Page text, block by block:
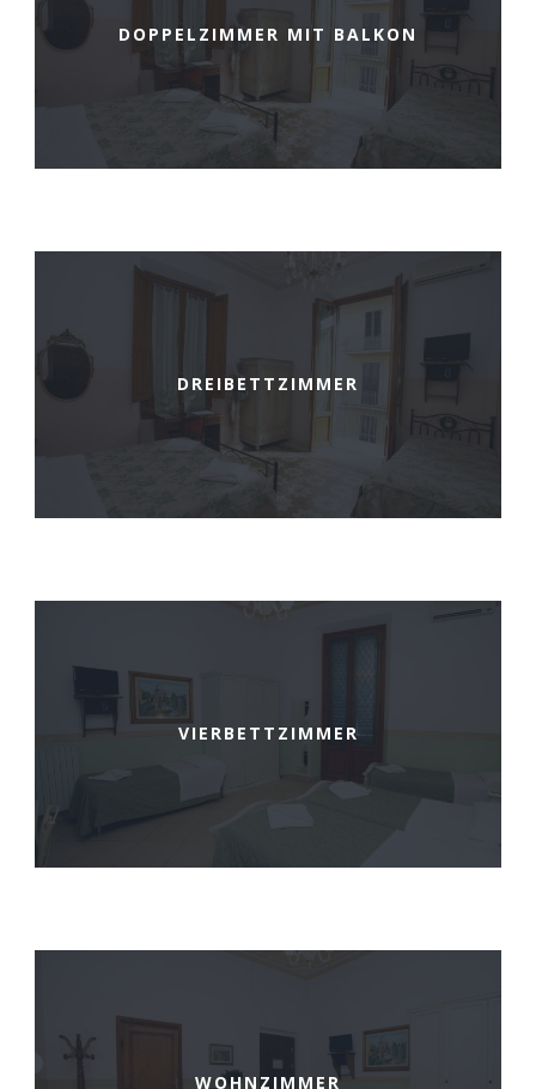
DOPPELZIMMER MIT BALKON
DREIBETTZIMMER
VIERBETTZIMMER
WOHNZIMMER